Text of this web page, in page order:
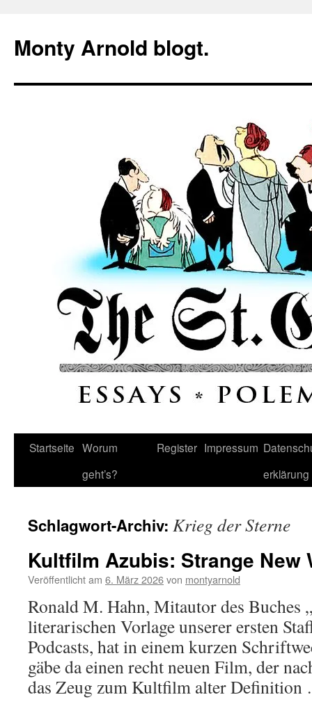
springen
Monty Arnold blogt.
Startseite Worum
geht’s?
Register Impressum
erklärung
Schlagwort-Archiv: Krieg der Sterne
Kultfilm Azubis: Strange New
Veröffentlicht am 6. März 2026von montyarnold
Ronald M. Hahn, Mitautor des Buches
literarischen Vorlage unserer ersten
Podcasts, hat in einem kurzen
gäbe da einen recht neuen Film, der
das Zeug zum Kultfilm alter